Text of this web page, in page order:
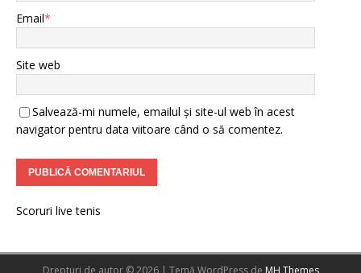
Email*
Site web
Salvează-mi numele, emailul și site-ul web în acest
navigator pentru data viitoare când o să comentez.
Scoruri live tenis
Drepturi de autor © 2026 | Temă WordPress de MH Themes